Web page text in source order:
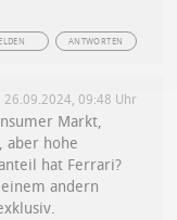
ANTWORTEN
26.09.2024, 09:48 Uhr
Markt,
aber hohe
hat Ferrari?
andern